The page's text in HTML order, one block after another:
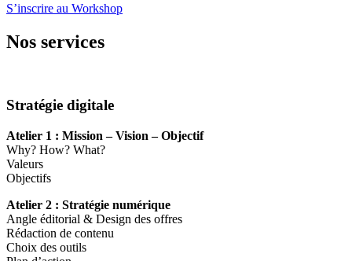
S’inscrire au Workshop
Nos services
Stratégie digitale
Atelier 1 : Mission – Vision – Objectif
Why? How? What?
Valeurs
Objectifs
Atelier 2 : Stratégie numérique
Angle éditorial & Design des offres
Rédaction de contenu
Choix des outils